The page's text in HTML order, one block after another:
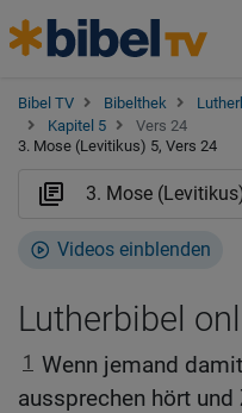
Bibel TV Bibelthek
Kapitel 5
Vers 24
3. Mose (Levitikus) 5, Vers 24
Videos einblenden
Lutherbibel
1 Wenn jemand
aussprechen hört